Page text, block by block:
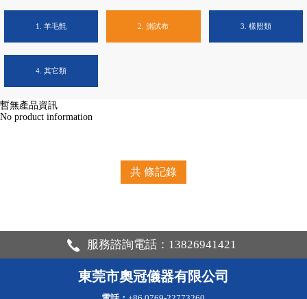
1. 羊毛氈 2. 測試布 3. 樣照類
4. 其它類
暫無產品資訊
No product information
共 條記錄
服務諮詢電話：13826941421
東莞市奧冠儀器有限公司